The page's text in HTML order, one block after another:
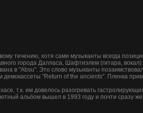
течению, хотя сами музыканты всегда
города Далласа, Шафтиэлем (гитара,
в "Absu". Это слово музыканты
"Return of the ancients". Пленка
т.к. им довелось разогревать
альбом вышел в 1993 году и почти сразу